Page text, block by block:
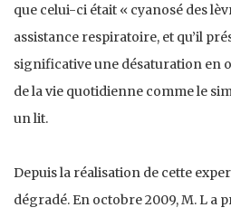
que celui-ci était « cyanosé des
assistance respiratoire, et qu’il
significative une désaturation en
de la vie quotidienne comme le
un lit.
Depuis la réalisation de cette
dégradé. En octobre 2009, M. L a